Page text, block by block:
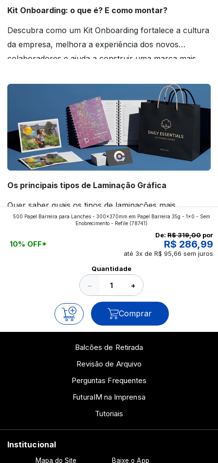
Kit Onboarding: o que é? E como montar?
Descubra como um Kit Onboarding fortalece a cultura
da empresa, melhora a experiência dos novos
colaboradores e ajuda a construir uma marca mais
Os principais tipos de Laminação Gráfica
Quer saber quais os tipos de laminações mais
aplicados nos impressos da gráfica FuturaIM? Então,
continue a leitura que vamos revelar para você!
500 Papel Barreira para Lanches - 300x370mm em Papel Barreira 35g - 1x0 - Sem
Enobrecimento - Refile (78741)
10% OFF*
De: R$ 319,00 por
R$ 286,99
até 3x de R$ 95,66 sem juros
Quantidade
− +
Comprar
Balcões de Retirada
Revisão de Arquivo
Perguntas Frequentes
FuturaIM na Imprensa
Tutoriais
Institucional
Mapa do Site Baixe o App